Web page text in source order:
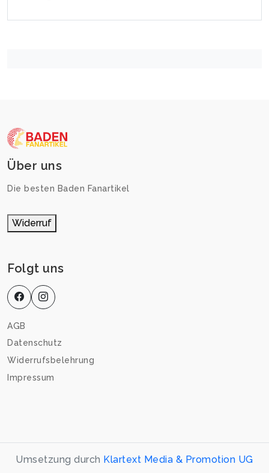
Über uns
Die besten Baden Fanartikel
Widerruf
Folgt uns
AGB
Datenschutz
Widerrufsbelehrung
Impressum
Umsetzung durch Klartext Media & Promotion UG